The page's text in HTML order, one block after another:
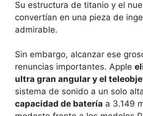
Su estructura de titanio y el
convertían en una pieza de
admirable.
Sin embargo, alcanzar ese
renuncias importantes. Apple
ultra gran angular y el
sistema de sonido a un solo
capacidad de batería a 3.149